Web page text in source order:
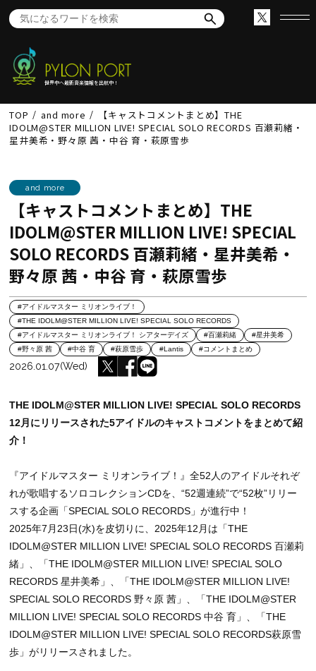
世界中へ最新音楽情報を出航中！
TOP and more
【キャストコメントまとめ】THE
IDOLM@STER MILLION LIVE! SPECIAL SOLO RECORDS 百瀬莉緒・
星井美希・野々原 茜・中谷 育・萩原雪歩
and more
【キャストコメントまとめ】THE
IDOLM@STER MILLION LIVE! SPECIAL
SOLO RECORDS 百瀬莉緒・星井美希・
野々原 茜・中谷 育・萩原雪歩
#アイドルマスター ミリオンライブ！
#THE IDOLM@STER MILLION LIVE! SPECIAL SOLO RECORDS
#アイドルマスター ミリオンライブ！ シアターデイズ
#百瀬莉緒
#星井美希
#野々原 茜
#中谷 育 #萩原雪歩 #Lantis #コメントまとめ
2026.01.07(Wed)
THE IDOLM@STER MILLION LIVE! SPECIAL SOLO RECORDS
12月にリリースされた5アイドルのキャストコメントをまとめて紹
介！
『アイドルマスター ミリオンライブ！』全52人のアイドルそれぞ
れが歌唱するソロコレクションCDを、“52週連続”で“52枚”リリー
スする企画「SPECIAL SOLO RECORDS」が進行中！
2025年7月23日(水)を皮切りに、2025年12月は「THE
IDOLM@STER MILLION LIVE! SPECIAL SOLO RECORDS 百瀬莉
緒」、「THE IDOLM@STER MILLION LIVE! SPECIAL SOLO
RECORDS 星井美希」、「THE IDOLM@STER MILLION LIVE!
SPECIAL SOLO RECORDS 野々原 茜」、「THE IDOLM@STER
MILLION LIVE! SPECIAL SOLO RECORDS 中谷 育」、「THE
IDOLM@STER MILLION LIVE! SPECIAL SOLO RECORDS萩原雪
歩」がリリースされました。